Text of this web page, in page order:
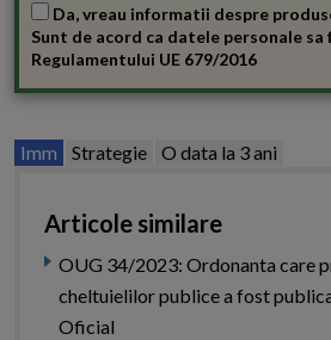
Da, vreau informatii despre
Sunt de acord ca datele personale
Regulamentului UE 679/2016
Imm Strategie O data la 3 ani
Articole similare
OUG 34/2023: Ordonanta care
cheltuielilor publice a fost
Oficial